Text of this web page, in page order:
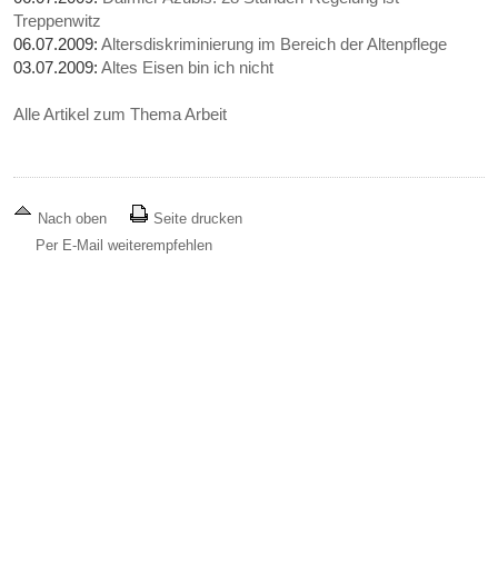
Treppenwitz
06.07.2009:Altersdiskriminierung im Bereich der Altenpflege
03.07.2009:Altes Eisen bin ich nicht
Alle Artikel zum Thema Arbeit
Nach oben
Seite drucken
Per E-Mail weiterempfehlen